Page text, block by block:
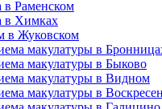
в Раменском
в Химках
в Жуковском
макулатуры в
макулатуры в Быково
макулатуры в Видном
макулатуры в